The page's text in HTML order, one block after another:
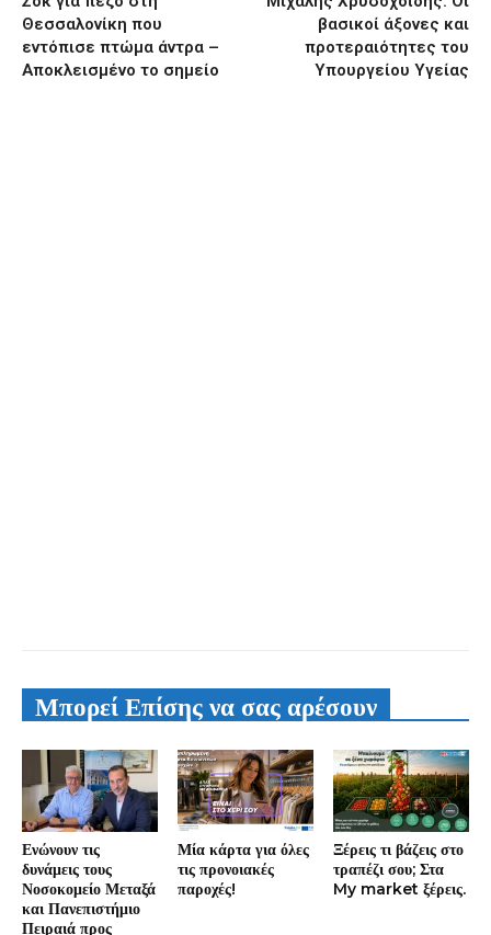
Θεσσαλονίκη που
εντόπισε πτώμα άντρα –
Αποκλεισμένο το σημείο
βασικοί άξονες και
προτεραιότητες του
Υπουργείου Υγείας
Μπορεί Επίσης να σας αρέσουν
Ενώνουν τις
δυνάμεις τους
Νοσοκομείο Μεταξά
και Πανεπιστήμιο
Πειραιά προς
Μία κάρτα για όλες
τις προνοιακές
παροχές!
Ξέρεις τι βάζεις στο
τραπέζι σου; Στα
My market ξέρεις.